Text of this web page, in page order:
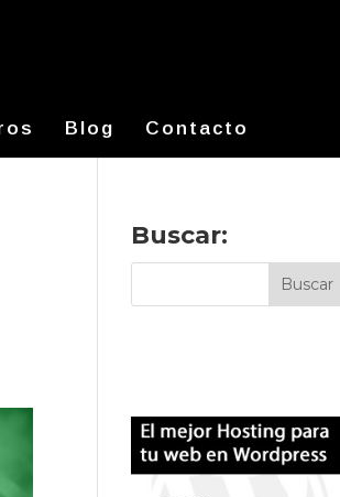
Blog Contacto
Buscar: